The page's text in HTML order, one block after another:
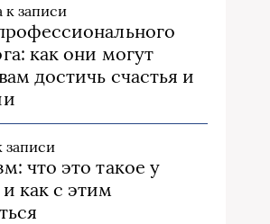
к записи
как они могут
достичь счастья и
записи
что это такое у
как с этим